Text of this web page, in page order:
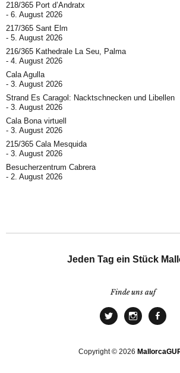
218/365 Port d’Andratx
6. August 2026
217/365 Sant Elm
5. August 2026
216/365 Kathedrale La Seu, Palma
4. August 2026
Cala Agulla
3. August 2026
Strand Es Caragol: Nacktschnecken und Libellen
3. August 2026
Cala Bona virtuell
3. August 2026
215/365 Cala Mesquida
3. August 2026
Besucherzentrum Cabrera
2. August 2026
Jeden Tag ein Stück
Finde uns auf
Copyright © 2026